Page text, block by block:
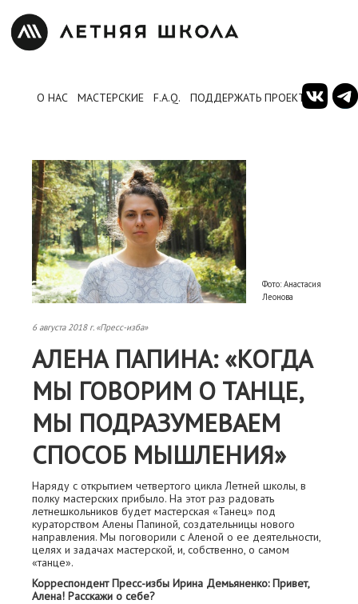
О НАС МАСТЕРСКИЕ F.A.Q. ПОДДЕРЖАТЬ ПРОЕКТ
Фото: Анастасия
Леонова
6 августа 2018 г. «Пресс-изба»
АЛЕНА ПАПИНА: «КОГДА
МЫ ГОВОРИМ О ТАНЦЕ,
МЫ ПОДРАЗУМЕВАЕМ
СПОСОБ МЫШЛЕНИЯ»
Наряду с открытием четвертого цикла Летней школы, в
полку мастерских прибыло. На этот раз радовать
летнешкольников будет мастерская «Танец» под
кураторством Алены Папиной, создательницы нового
направления. Мы поговорили с Аленой о ее деятельности,
целях и задачах мастерской, и, собственно, о самом
«танце».
Корреспондент Пресс-избы Ирина Демьяненко: Привет,
Алена! Расскажи о себе?